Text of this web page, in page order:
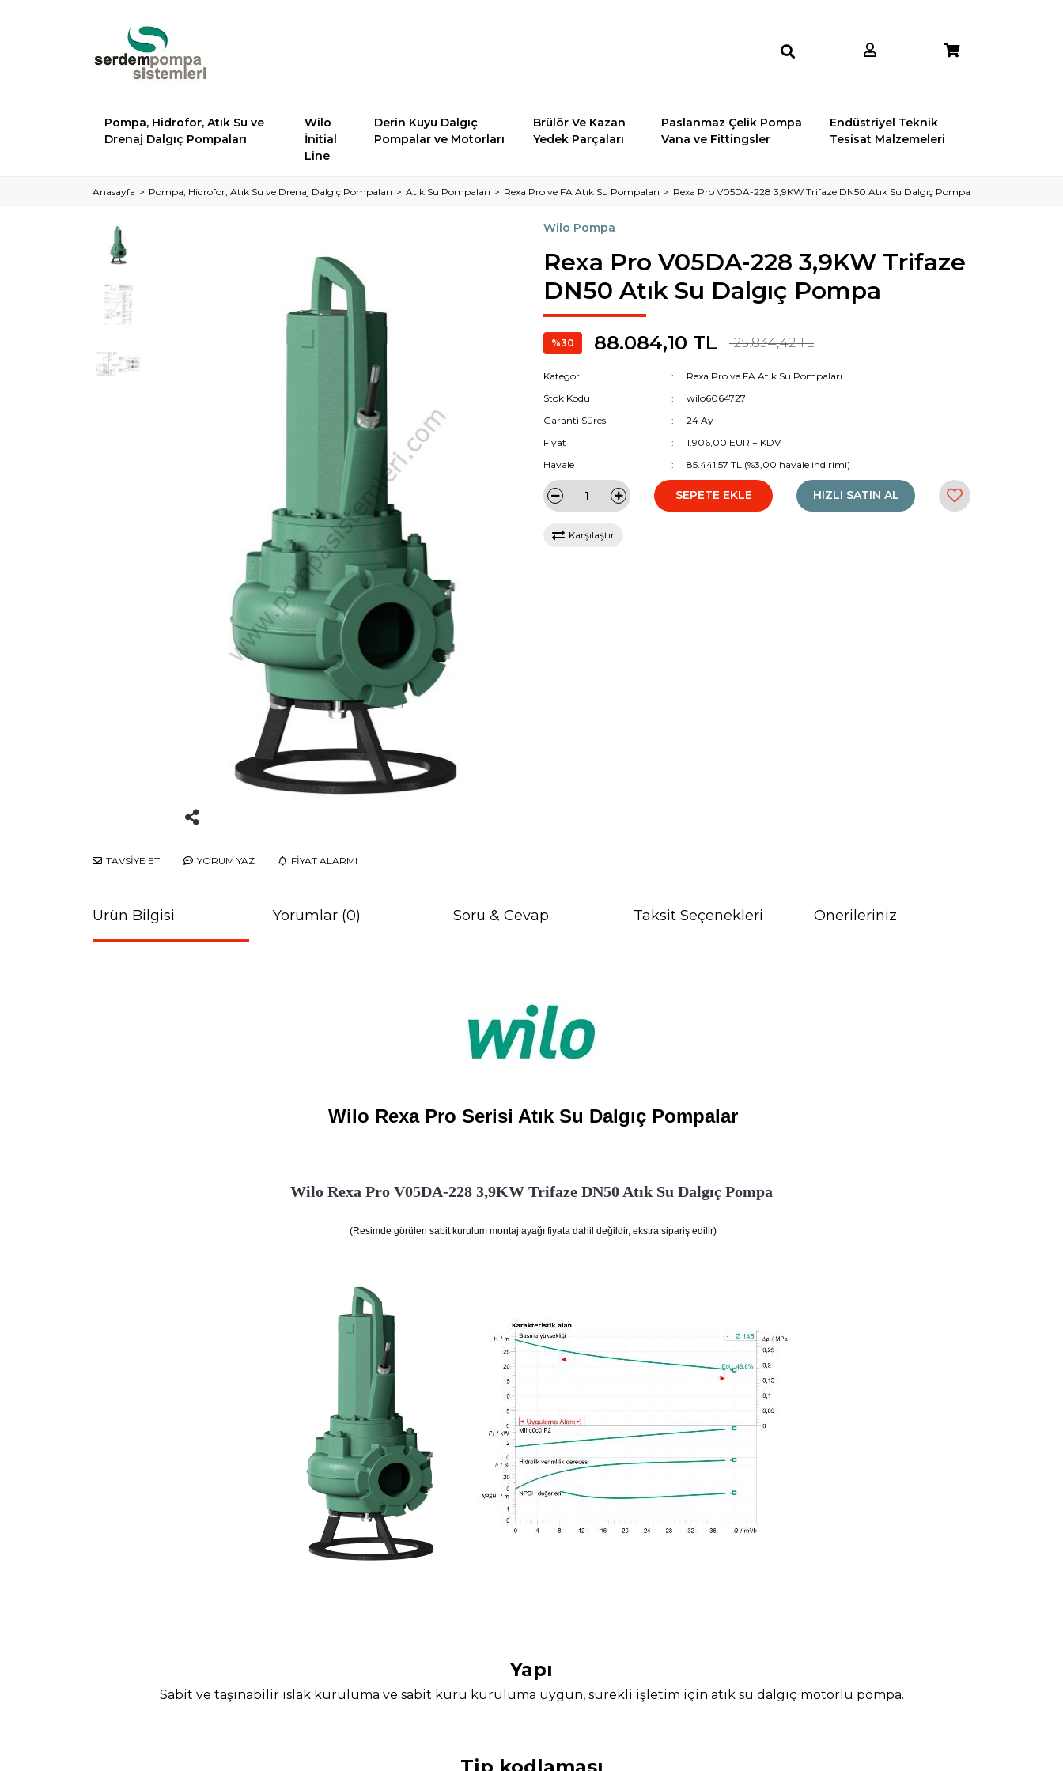
Pompa, Hidrofor, Atık Su ve
Drenaj Dalgıç Pompaları
Wilo
İnitial
Line
Derin Kuyu Dalgıç
Pompalar ve Motorları
Brülör Ve Kazan
Yedek Parçaları
Paslanmaz Çelik Pompa
Vana ve Fittingsler
Endüstriyel Teknik
Tesisat Malzemeleri
Anasayfa Pompa, Hidrofor, Atık Su ve Drenaj Dalgıç Pompaları Atık Su Pompaları Rexa Pro ve FA Atık Su Pompaları Rexa Pro V05DA-228 3,9KW Trifaze DN50 Atık Su Dalgıç Pompa
TAVSİYE ET YORUM YAZ FİYAT ALARMI
Wilo Pompa
Rexa Pro V05DA-228 3,9KW Trifaze
DN50 Atık Su Dalgıç Pompa
%30 88.084,10 TL 125.834,42 TL
Kategori
Rexa Pro ve FA Atık Su Pompaları
Stok Kodu
wilo6064727
Garanti Süresi
24 Ay
Fiyat
1.906,00 EUR + KDV
Havale
85.441,57 TL (%3,00 havale indirimi)
SEPETE EKLE HIZLI SATIN AL
Karşılaştır
Ürün Bilgisi Yorumlar (0) Soru & Cevap Taksit Seçenekleri Önerileriniz
Wilo Rexa Pro Serisi Atık Su Dalgıç Pompalar
Wilo Rexa Pro V05DA-228 3,9KW Trifaze DN50 Atık Su Dalgıç Pompa
(Resimde görülen sabit kurulum montaj ayağı fiyata dahil değildir, ekstra sipariş edilir)
Yapı
Sabit ve taşınabilir ıslak kuruluma ve sabit kuru kuruluma uygun, sürekli işletim için atık su dalgıç motorlu pompa.